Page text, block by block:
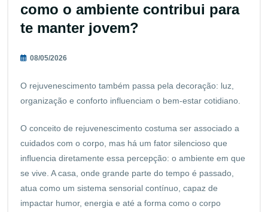
como o ambiente contribui para
te manter jovem?
08/05/2026
O rejuvenescimento também passa pela decoração: luz,
organização e conforto influenciam o bem-estar cotidiano.
O conceito de rejuvenescimento costuma ser associado a
cuidados com o corpo, mas há um fator silencioso que
influencia diretamente essa percepção: o ambiente em que
se vive. A casa, onde grande parte do tempo é passado,
atua como um sistema sensorial contínuo, capaz de
impactar humor, energia e até a forma como o corpo